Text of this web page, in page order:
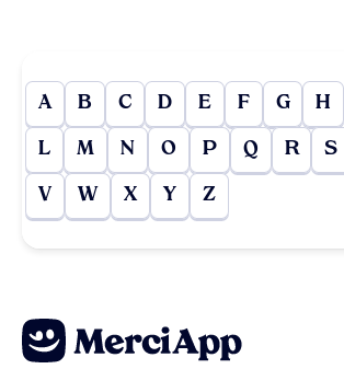
A B C D E F G H
L M N O P Q R S
V W X Y Z